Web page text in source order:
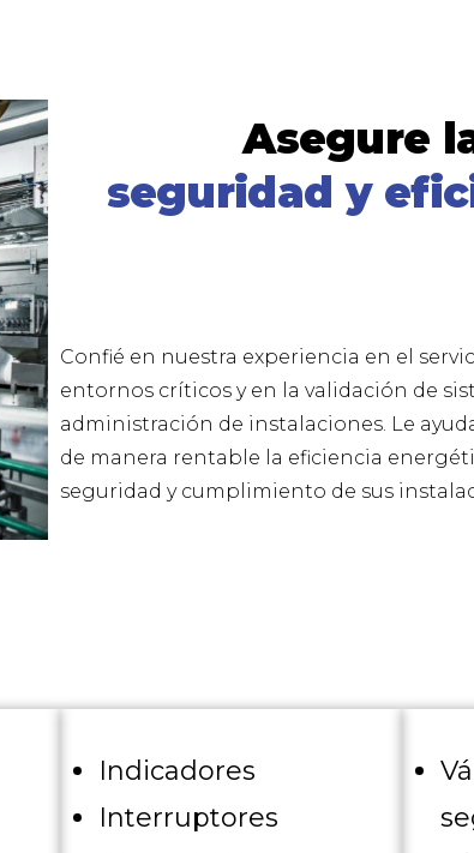
Asegure
seguridad y
Confié en nuestra experiencia en el
entornos críticos y en la validación de
administración de instalaciones. Le
de manera rentable la eficiencia
seguridad y cumplimiento de sus
Indicadores
Interruptores